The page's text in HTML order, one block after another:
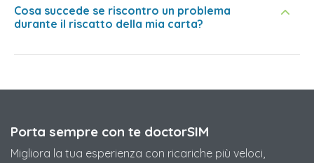
Cosa succede se riscontro un problema
durante il riscatto della mia carta?
Porta sempre con te doctorSIM
Migliora la tua esperienza con ricariche più veloci,